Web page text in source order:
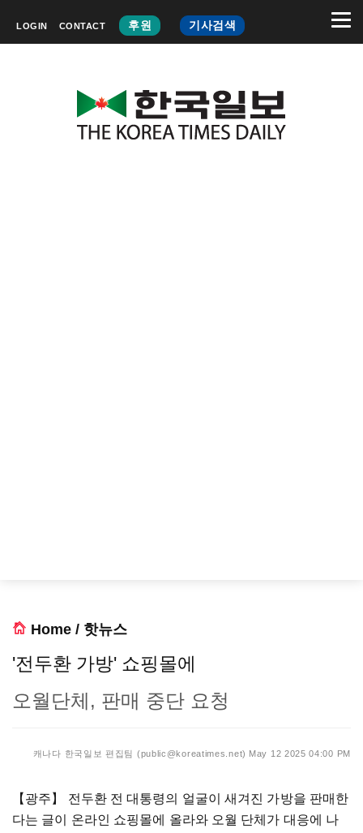
LOGIN CONTACT 후원 기사검색
Home / 핫뉴스
'전두환 가방' 쇼핑몰에
오월단체, 판매 중단 요청
캐나다 한국일보 편집팀 (public@koreatimes.net) May 12 2025 04:00 PM
【광주】
전두환 전 대통령의 얼굴이 새겨진 가방을 판매한
다는 글이 온라인 쇼핑몰에 올라와 오월 단체가 대응에 나